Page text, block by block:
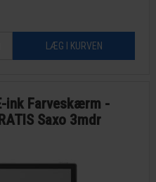
ink Farveskærm -
Saxo 3mdr